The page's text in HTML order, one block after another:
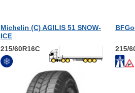
Michelin (С) AGILIS 51 SNOW-
ICE
215/60R16C
215/